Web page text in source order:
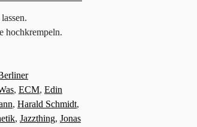
hochkrempeln.
, ECM, Edin
, Harald Schmidt,
, Jazzthing, Jonas